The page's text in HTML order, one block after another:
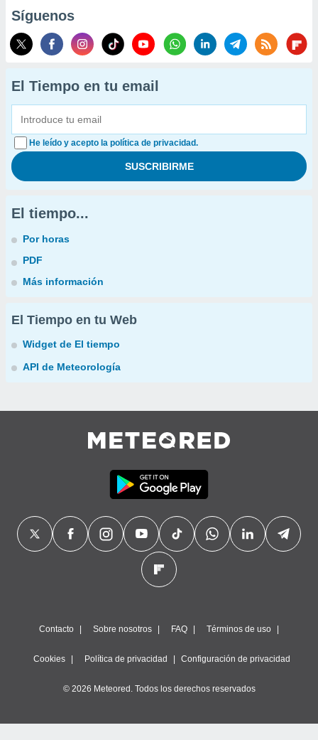
Síguenos
El Tiempo en tu email
He leído y acepto la política de privacidad.
El tiempo...
Por horas
PDF
Más información
El Tiempo en tu Web
Widget de El tiempo
API de Meteorología
Contacto Sobre nosotros FAQ Términos de uso
Cookies Política de privacidad Configuración de privacidad
© 2026 Meteored. Todos los derechos reservados